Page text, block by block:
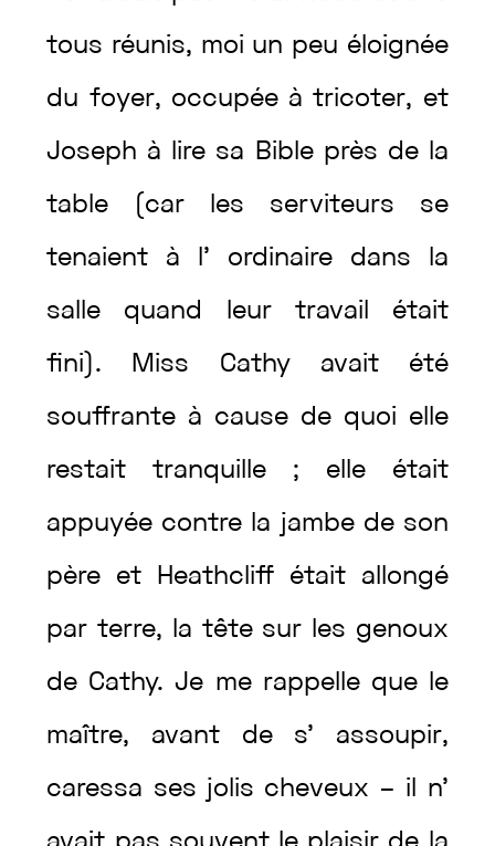
tous réunis, moi un peu éloignée
du foyer, occupée àtricoter, et
Joseph à lire sa Bible près de la
table car les serviteurs se
tenaient à l’ ordinaire dans la
salle quand leur travail était
fini . Miss Cathy avait été
souffrante à cause de quoi elle
restaittranquille ; elle était
appuyée contre la jambe de son
père et Heathcliff était allongé
parterre, la tête sur les genoux
de Cathy.Je me rappelle que le
maître, avant de s’ assoupir,
caressa ses jolis cheveux – il n’